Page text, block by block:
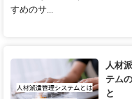
すめのサ...
人材
テム
と